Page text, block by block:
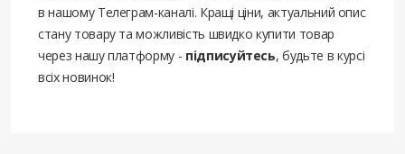
в нашому Телеграм-каналі. Кращі ціни, актуальний опис
стану товару та можливість швидко купити товар
через нашу платформу - підписуйтесь, будьте в курсі
всіх новинок!